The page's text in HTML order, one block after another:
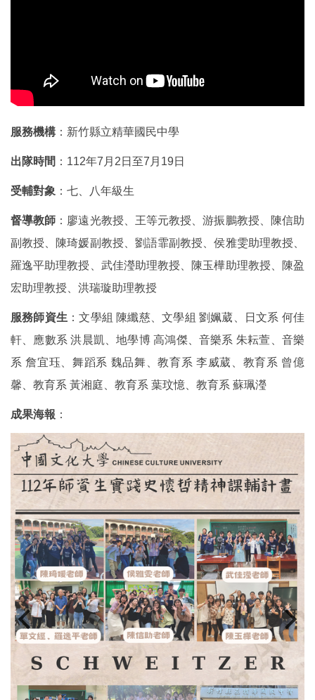
服務機構 ：新竹縣立精華國民中學
出隊時間 ：112年7月2日至7月19日
受輔對象 ：七、八年級生
督導教師 ：廖遠光教授、王等元教授、游振鵬教授、陳信助
副教授、陳琦媛副教授、劉語霏副教授、侯雅雯助理教授、
羅逸平助理教授、武佳瀅助理教授、陳玉樺助理教授、陳盈
宏助理教授、洪瑞璇助理教授
服務師資生 ：文學組 陳纖慈、文學組 劉姵葳、日文系 何佳
軒、應數系 洪晨凱、地學博 高鴻傑、音樂系 朱耘萱、音樂
系 詹宜珏、舞蹈系 魏品舞、教育系 李威葳、教育系 曾億
馨、教育系 黃湘庭、教育系 葉玟憶、教育系 蘇珮瀅
成果海報 ：